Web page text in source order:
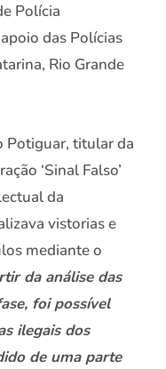
Polícia
das Polícias
Rio Grande
Potiguar, titular da
‘Sinal Falso’
da
vistorias e
mediante o
da análise das
foi possível
ilegais dos
de uma parte